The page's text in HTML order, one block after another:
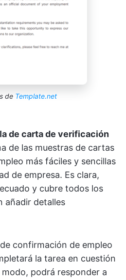
de Template.net
de carta de verificación
de las muestras de cartas
más fáciles y sencillas
de empresa. Es clara,
y cubre todos los
añadir detalles
confirmación de empleo
la tarea en cuestión
podrá responder a